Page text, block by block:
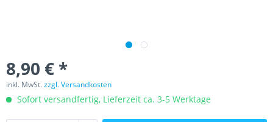
8,90 € *
inkl. MwSt.zzgl. Versandkosten
Sofort versandfertig, Lieferzeit ca. 3-5 Werktage